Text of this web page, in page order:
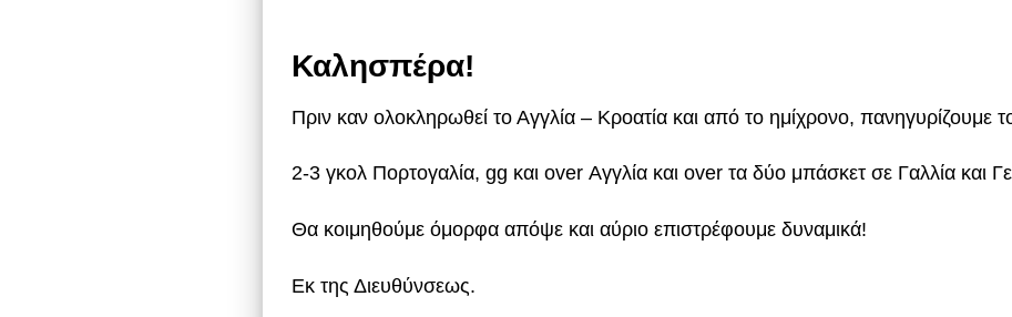
Καλησπέρα!
Πριν καν ολοκληρωθεί το Αγγλία – Κροατία και από το ημίχρονο, πανηγυρίζουμε
2-3 γκολ Πορτογαλία, gg και over Αγγλία και οver τα δύο μπάσκετ σε Γαλλία και
Θα κοιμηθούμε όμορφα απόψε και αύριο επιστρέφουμε δυναμικά!
Εκ της Διευθύνσεως.